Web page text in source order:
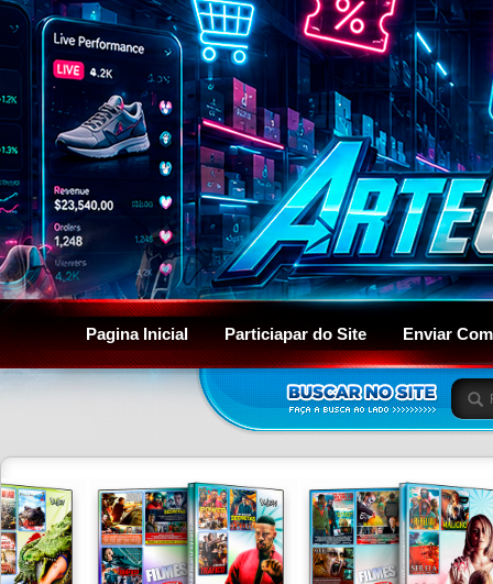
Pagina Inicial Particiapar do Site Enviar